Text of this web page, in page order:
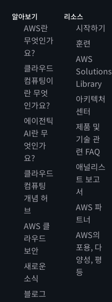
알아보기
AWS란
무엇인가
요?
클라우드
컴퓨팅이
란 무엇
인가요?
에이전틱
AI란 무
엇인가
요?
클라우드
컴퓨팅
개념 허
브
AWS 클
라우드
보안
새로운
소식
블로그
리소스
시작하기
훈련
AWS
Solutions
Library
아키텍처
센터
제품 및
기술 관
련 FAQ
애널리스
트 보고
서
AWS 파
트너
AWS의
포용, 다
양성, 평
등